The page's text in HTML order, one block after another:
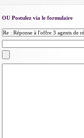
OU Postulez via le formulaire